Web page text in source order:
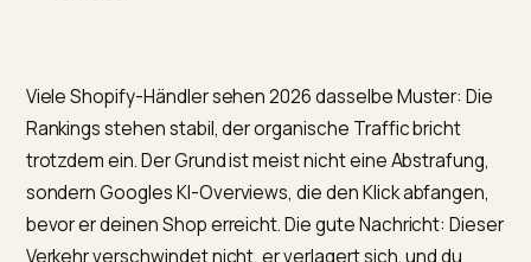
Verkehr verschwindet nicht, er verlagert sich in KI-
Verweise.
Viele Shopify-Händler sehen 2026 dasselbe Muster: